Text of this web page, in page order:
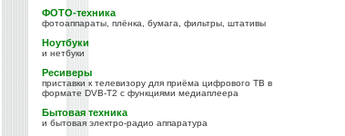
ФОТО-техника
фотоаппараты, плёнка, бумага, фильтры, штативы
Ноутбуки
и нетбуки
Ресиверы
приставки к телевизору для приёма цифрового ТВ в
формате DVB-T2 с функциями медиаплеера
Бытовая техника
и бытовая электро-радио аппаратура